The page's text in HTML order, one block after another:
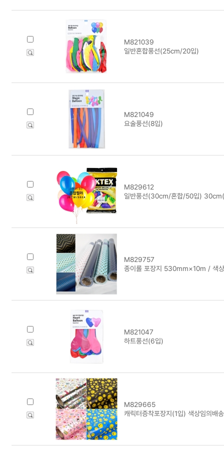
M821039
일반혼합풍선(25cm/20입)
M821049
요술풍선(8입)
M829612
일반풍선(30cm/혼합/50입)
M829757
종이롤 포장지 530mm×10m / 색
M821047
하트풍선(6입)
M829665
캐릭터증착포장지(1입) 색상임의